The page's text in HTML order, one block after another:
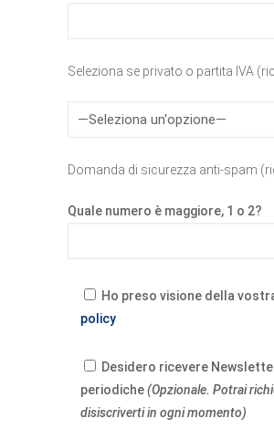
Seleziona se privato o partita IVA
Domanda di sicurezza anti-spam
Quale numero è maggiore, 1 o 2?
Ho preso visione della
policy
Desidero ricevere
periodiche(Opzionale. Potrai
disiscriverti in ogni momento)